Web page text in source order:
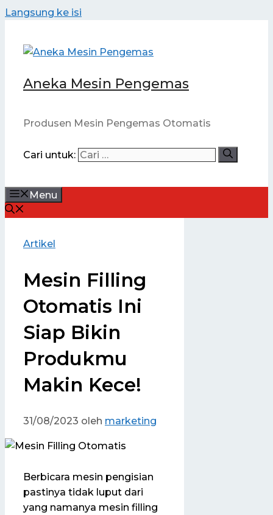
Langsung ke isi
Aneka Mesin Pengemas
Produsen Mesin Pengemas Otomatis
Cari untuk:
Menu
Artikel
Mesin Filling
Otomatis Ini
Siap Bikin
Produkmu
Makin Kece!
31/08/2023 oleh marketing
Berbicara mesin pengisian
pastinya tidak luput dari
yang namanya mesin filling